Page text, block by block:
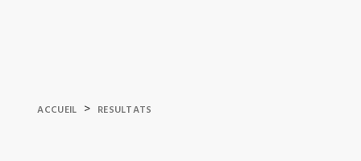
ACCUEIL > RESULTATS